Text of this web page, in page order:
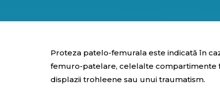
Proteza patelo-femurala este indicată în
femuro-patelare, celelalte compartimente
displazii trohleene sau unui traumatism.